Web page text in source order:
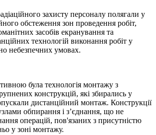
захисту персоналу полягали у
обстеження зон проведення робіт,
засобів екранування та
технологій виконання робіт у
небезпечних умовах.
була технологія монтажу з
конструкцій, які збирались у
дистанційний монтаж. Конструкції
обпирання і з’єднання, що не
операцій, пов'язаних з присутністю
у зоні монтажу.